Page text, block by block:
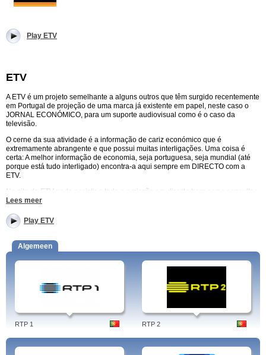
Play ETV
ETV
A ETV é um projeto semelhante a alguns outros que têm surgido recentemente
em Portugal de projeção de uma marca já existente em papel, neste caso o
JORNAL ECONÓMICO, para um suporte audiovisual como é o caso da
televisão.
O cerne da sua atividade é a informação de cariz económico que é
extremamente abrangente e que possui muitas interligações. Uma coisa é
certa: A melhor informação de economia, seja portuguesa, seja mundial (até
porque está tudo interligado) encontra-a aqui sempre em DIRECTO com a
ETV.
No site da ETV pode assistir a toda a emissão em directo bem como consultar
a programação e ter acesso a informação profissional dos profissionais que
Também pode assistir aos vídeos mais relevantes em cada dia informativo a
Tendo em consideração o foco principal da ETV, a economia, a programação
está direcionada para todas as áreas que interagem com a vertente
económica pelo que, a ETV apresenta ao seu espetador programas de
mais específicas que envolvem o tecido económico global.
conseguiu ganhar o seu espaço num meio difícil de aceder e é produto de um
contexto económico que empurrou vários jornais portugueses a enveredarem
por uma existência dupla: Em papel e no ecrã.
O nome mais sonante da ETV é o jornalista João Ferreira que foi jornalista da
Lees meer
Play ETV
Algemeen
RTP 1 RTP 2